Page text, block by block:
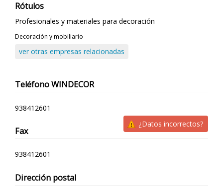
Rótulos
Profesionales y materiales para decoración
Decoración y mobiliario
ver otras empresas relacionadas
TeléfonoWINDECOR
938412601
¿Datos incorrectos?
Fax
938412601
Dirección postal